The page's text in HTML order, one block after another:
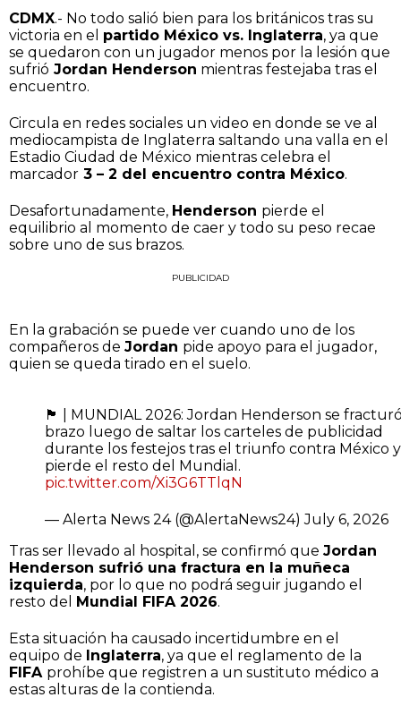
CDMX.- No todo salió bien para los británicos tras su
victoria en el partido México vs. Inglaterra, ya que
se quedaron con un jugador menos por la lesión que
sufrió Jordan Henderson mientras festejaba tras el
encuentro.
Circula en redes sociales un video en donde se ve al
mediocampista de Inglaterra saltando una valla en el
Estadio Ciudad de México mientras celebra el
marcador 3 – 2 del encuentro contra México.
Desafortunadamente, Henderson pierde el
equilibrio al momento de caer y todo su peso recae
sobre uno de sus brazos.
PUBLICIDAD
En la grabación se puede ver cuando uno de los
compañeros de Jordan pide apoyo para el jugador,
quien se queda tirado en el suelo.
🏴󠁧󠁢󠁥󠁮󠁧󠁿 | MUNDIAL 2026: Jordan Henderson se
brazo luego de saltar los carteles de publicidad
durante los festejos tras el triunfo contra México y
pierde el resto del Mundial.
pic.twitter.com/Xi3G6TTlqN
— Alerta News 24 (@AlertaNews24)July 6, 2026
Tras ser llevado al hospital, se confirmó que Jordan
Henderson sufrió una fractura en la muñeca
izquierda, por lo que no podrá seguir jugando el
resto del Mundial FIFA 2026.
Esta situación ha causado incertidumbre en el
equipo de Inglaterra, ya que el reglamento de la
FIFA prohíbe que registren a un sustituto médico a
estas alturas de la contienda.